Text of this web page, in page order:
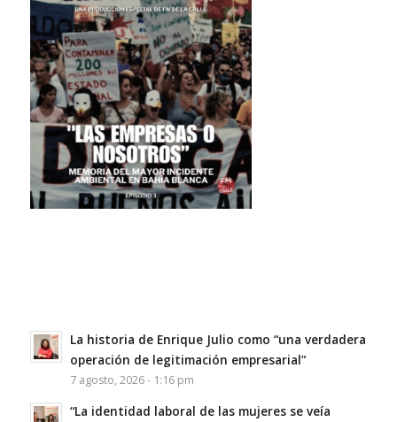
La historia de Enrique Julio como “una verdadera
operación de legitimación empresarial”
7 agosto, 2026 - 1:16 pm
“La identidad laboral de las mujeres se veía